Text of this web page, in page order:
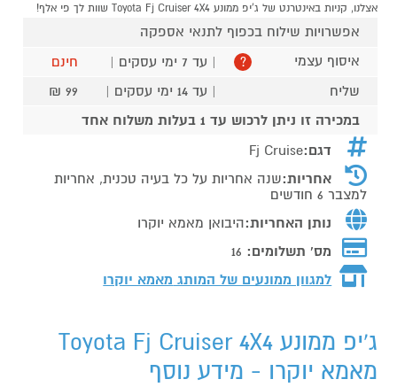
אצלנו, קניות באינטרנט של ג'יפ ממונע Toyota Fj Cruiser 4X4 שוות לך פי אלף!
אפשרויות שילוח בכפוף לתנאי אספקה
איסוף עצמי
? | עד 7 ימי עסקים |
חינם
שליח
| עד 14 ימי עסקים |
99 ₪
במכירה זו ניתן לרכוש עד 1 בעלות משלוח אחד
דגם:Fj Cruise
אחריות:שנה אחריות על כל בעיה טכנית, אחריות
למצבר 6 חודשים
נותן האחריות:היבואן מאמא יוקרו
מס' תשלומים: 16
למגוון ממונעים של המותג מאמא יוקרו
ג'יפ ממונע Toyota Fj Cruiser 4X4
מאמא יוקרו - מידע נוסף